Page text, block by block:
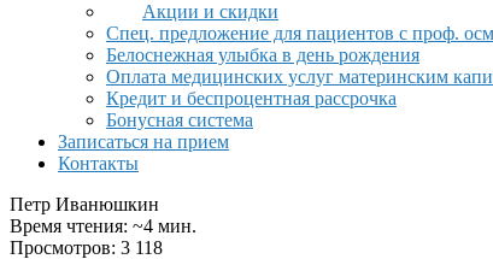
Акции и скидки
Спец. предложение для пациентов с проф.
Белоснежная улыбка в день рождения
Оплата медицинских услуг материнским
Кредит и беспроцентная рассрочка
Бонусная система
Записаться на прием
Контакты
Петр Иванюшкин
Время чтения: ~4 мин.
Просмотров: 3 118